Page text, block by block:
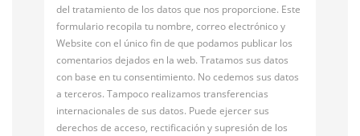
del tratamiento de los datos que nos proporcione. Este
formulario recopila tu nombre, correo electrónico y
Website con el único fin de que podamos publicar los
comentarios dejados en la web. Tratamos sus datos
con base en tu consentimiento. No cedemos sus datos
a terceros. Tampoco realizamos transferencias
internacionales de sus datos. Puede ejercer sus
derechos de acceso, rectificación y supresión de los